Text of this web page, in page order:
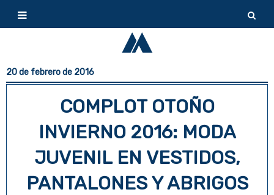
20 de febrero de 2016
COMPLOT OTOÑO
INVIERNO 2016: MODA
JUVENIL EN VESTIDOS,
PANTALONES Y ABRIGOS